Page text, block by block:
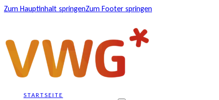
Zum Hauptinhalt springenZum Footer springen
STARTSEITE